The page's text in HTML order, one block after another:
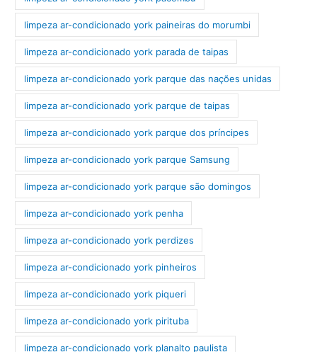
limpeza ar-condicionado york paineiras do morumbi
limpeza ar-condicionado york parada de taipas
limpeza ar-condicionado york parque das nações unidas
limpeza ar-condicionado york parque de taipas
limpeza ar-condicionado york parque dos príncipes
limpeza ar-condicionado york parque Samsung
limpeza ar-condicionado york parque são domingos
limpeza ar-condicionado york penha
limpeza ar-condicionado york perdizes
limpeza ar-condicionado york pinheiros
limpeza ar-condicionado york piqueri
limpeza ar-condicionado york pirituba
limpeza ar-condicionado york planalto paulista